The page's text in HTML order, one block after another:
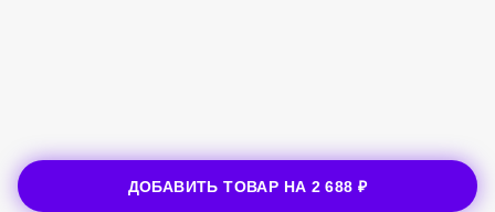
ДОБАВИТЬ ТОВАР НА 2 688 ₽